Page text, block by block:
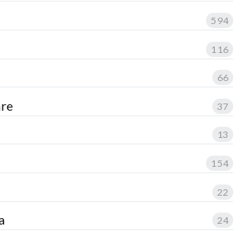
594
116
66
37
13
154
22
24